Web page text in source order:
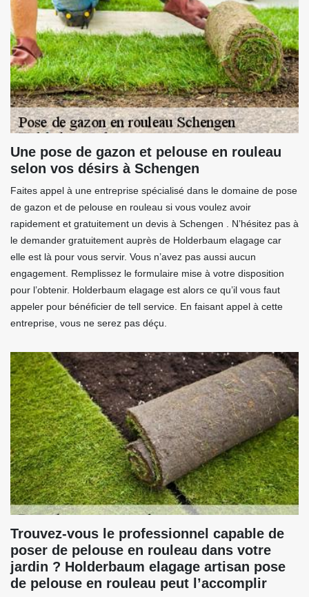
Une pose de gazon et pelouse en rouleau
selon vos désirs à Schengen
Faites appel à une entreprise spécialisé dans le domaine de pose
de gazon et de pelouse en rouleau si vous voulez avoir
rapidement et gratuitement un devis à Schengen . N’hésitez pas à
le demander gratuitement auprès de Holderbaum elagage car
elle est là pour vous servir. Vous n’avez pas aussi aucun
engagement. Remplissez le formulaire mise à votre disposition
pour l’obtenir. Holderbaum elagage est alors ce qu’il vous faut
appeler pour bénéficier de tell service. En faisant appel à cette
entreprise, vous ne serez pas déçu.
Trouvez-vous le professionnel capable de
poser de pelouse en rouleau dans votre
jardin ? Holderbaum elagage artisan pose
de pelouse en rouleau peut l’accomplir